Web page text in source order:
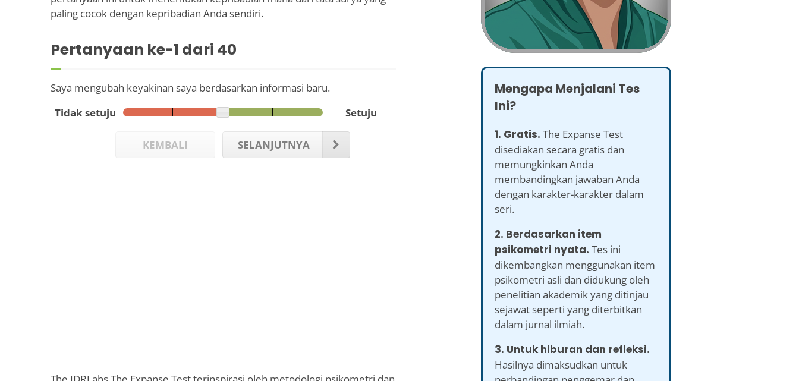
paling cocok dengan kepribadian Anda sendiri.
Pertanyaan ke-1 dari 40
Saya mengubah keyakinan saya berdasarkan informasi baru.
Tidak setuju
Setuju
KEMBALI SELANJUTNYA
Mengapa Menjalani Tes
Ini?
1. Gratis. The Expanse Test
disediakan secara gratis dan
memungkinkan Anda
membandingkan jawaban Anda
dengan karakter-karakter dalam
seri.
2. Berdasarkan item
psikometri nyata. Tes ini
dikembangkan menggunakan item
psikometri asli dan didukung oleh
penelitian akademik yang ditinjau
sejawat seperti yang diterbitkan
dalam jurnal ilmiah.
3. Untuk hiburan dan refleksi.
Hasilnya dimaksudkan untuk